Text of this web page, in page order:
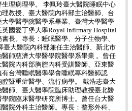
理病理學。 李佩玲臺大醫院睡眠中心
教授、臺大醫院內科部主治醫師、台
學醫學院醫學系畢業、臺灣大學醫學
國愛丁堡大學Royal Infirmary Hospital
長。專長：睡眠醫學、分子生物學、
臺大醫院內科部兼任主治醫師、新北市
師慈濟大學醫學院醫學系畢業 。曾任
院內科部胸腔內科受訓醫師、亞東醫
台灣睡眠醫學學會睡眠專科醫師認
暨重症醫學、流行病學。 戴浩志臺大
師、臺大醫學院臨床助理教授臺北醫
院臨床醫學研究所博士。曾任台大醫
院外科主治醫師。專長：整形外科、